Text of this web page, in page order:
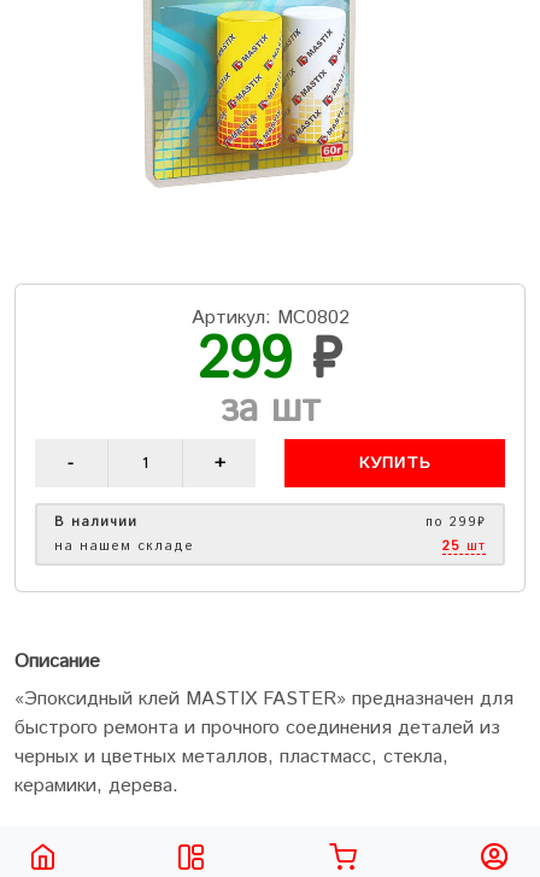
Артикул: МС0802
299 ₽
за шт
КУПИТЬ
В наличии
по 299₽
на нашем складе
25 шт
Описание
«Эпоксидный клей MASTIX FASTER» предназначен для
быстрого ремонта и прочного соединения деталей из
черных и цветных металлов, пластмасс, стекла,
керамики, дерева.